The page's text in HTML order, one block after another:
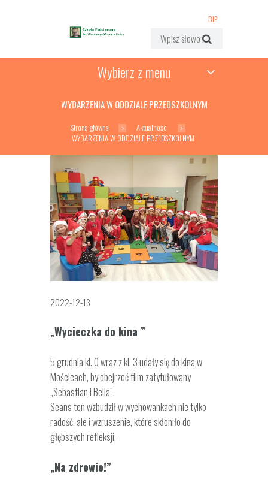
BIP
Wybierz z menu
WYDARZENIA W ODDZIALE PRZEDSZKOLNYM
Strona główna
Aktualności
WYDARZENIA W ODDZIALE PRZEDSZKOLNYM
2022-12-13
„Wycieczka do kina ”
5 grudnia kl. 0 wraz z kl. 3 udały się do kina w
Mościcach, by obejrzeć film zatytułowany
„Sebastian i Bella”.
Seans ten wzbudził w wychowankach nie tylko
radość, ale i wzruszenie, które skłoniło do
głębszych refleksji.
„Na zdrowie!”